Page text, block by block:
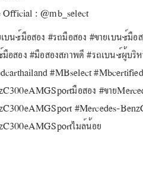
: @mb_select
บนซ์มือสอง #รถมือสอง #ขายเบนซ์มื
อสอง #มือสองสภาพดี #รถเบนซ์ผู้บริ
#MBselect
มือสอง #ขาย
#Mercedes-
ไมล์น้อย